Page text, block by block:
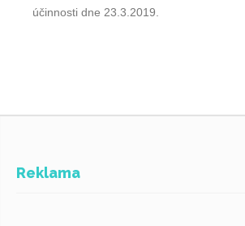
účinnosti dne 23.3.2019.
Reklama